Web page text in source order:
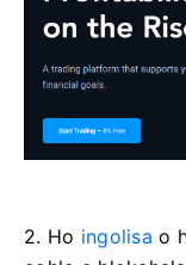
2. Ho ingolisa o